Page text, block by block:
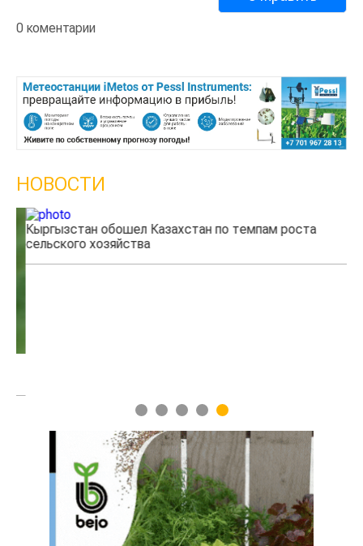
0 коментарии
НОВОСТИ
Кыргызстан обошел Казахстан по темпам роста
сельского хозяйства
1 2 3 4 5